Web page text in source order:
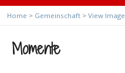
Home > Gemeinschaft > View Image
Momente